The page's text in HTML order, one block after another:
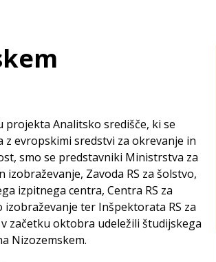
EQAVET 2016
VARE
ESQA
projekta Analitsko središče, ki se
z evropskimi sredstvi za okrevanje in
smo se predstavniki Ministrstva za
izobraževanje, Zavoda RS za šolstvo,
izpitnega centra, Centra RS za
izobraževanje ter Inšpektorata RS za
začetku oktobra udeležili študijskega
Nizozemskem.